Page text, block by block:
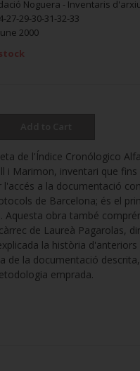
Noguera - Inventaris
27-29-30-31-32-33
2000
de l'Índice Cronólogico
i Marimon, inventari que fins
l'accés a la documentació
de Barcelona; és el
Aquesta obra també
de Laureà Pagarolas,
la història d'anteriors
de la documentació
emprada.